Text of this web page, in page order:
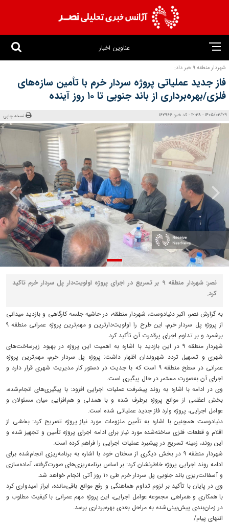
عناوین اخبار
شهردار منطقه ۹ خبر داد:
فاز جدید عملیاتی پروژه سردار خرم با تأمین سازه‌های
فلزی/بهره‌برداری از باند جنوبی تا ۱۰ روز آینده
1405/03/29 - 12:38 - کد خبر: 162966 نسخه چاپی
نصر: شهردار منطقه ۹ بر تسریع در اجرای پروژه اولویت‌دار پل سردار خرم تاکید
کرد.
به گزارش نصر، اکبر دنیادوست، شهردار منطقه، در حاشیه جلسه کارگاهی و بازدید میدانی
از پروژه پل سردار خرم، این طرح را اولویت‌دارترین و مهم‌ترین پروژه عمرانی منطقه ۹
برشمرد و بر تداوم اجرای پرقدرت آن تأکید کرد.
شهردار منطقه ۹ در این بازدید با اشاره به اهمیت این پروژه در بهبود زیرساخت‌های
شهری و تسهیل تردد شهروندان اظهار داشت: پروژه پل سردار خرم، مهم‌ترین پروژه
عمرانی در سطح منطقه ۹ است که با جدیت در دستور کار مدیریت شهری قرار دارد و
اجرای آن به‌صورت مستمر در حال پیگیری است.
وی در ادامه با اشاره به روند پیشرفت عملیات اجرایی افزود: با پیگیری‌های انجام‌شده،
بخش اعظمی از موانع پروژه برطرف شده و با همدلی و هم‌افزایی میان مسئولان و
عوامل اجرایی، پروژه وارد فاز جدید عملیاتی شده است.
دنیادوست همچنین با اشاره به تأمین ملزومات مورد نیاز پروژه تصریح کرد: بخشی از
اقلام و قطعات فلزی ساخته‌شده مورد نیاز برای ادامه اجرای پروژه تأمین و تجهیز شده و
این روند، زمینه تسریع در پیشبرد عملیات اجرایی را فراهم کرده است.
شهردار منطقه ۹ در بخش دیگری از سخنان خود با اشاره به برنامه‌ریزی انجام‌شده برای
ادامه روند اجرایی پروژه خاطرنشان کرد: بر اساس برنامه‌ریزی‌های صورت‌گرفته، آماده‌سازی
و آسفالت‌ریزی باند جنوبی پل سردار خرم طی ۱۰ روز آتی انجام خواهد شد.
وی در پایان با تأکید بر لزوم تداوم هماهنگی و رفع موانع باقی‌مانده، ابراز امیدواری کرد
با همکاری و همراهی مجموعه عوامل اجرایی، این پروژه مهم عمرانی با کیفیت مطلوب و
در زمان‌بندی پیش‌بینی‌شده به مراحل بعدی بهره‌برداری برسد.
انتهای پیام/